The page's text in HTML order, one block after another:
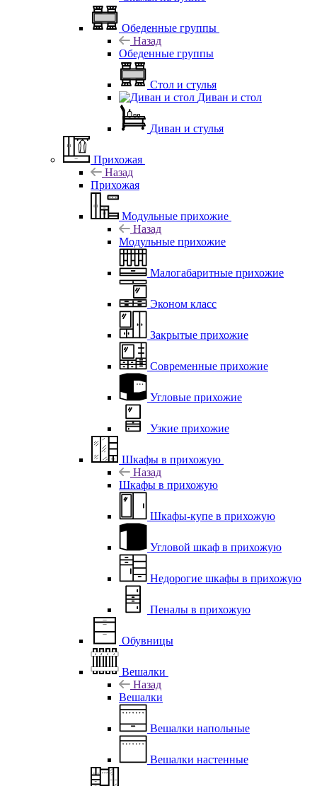
Обеденные группы
Назад
Обеденные группы
Стол и стулья
Диван и стол
Диван и стулья
Прихожая
Назад
Прихожая
Модульные прихожие
Назад
Модульные прихожие
Малогабаритные прихожие
Эконом класс
Закрытые прихожие
Современные прихожие
Угловые прихожие
Узкие прихожие
Шкафы в прихожую
Назад
Шкафы в прихожую
Шкафы-купе в прихожую
Угловой шкаф в прихожую
Недорогие шкафы в прихожую
Пеналы в прихожую
Обувницы
Вешалки
Назад
Вешалки
Вешалки напольные
Вешалки настенные